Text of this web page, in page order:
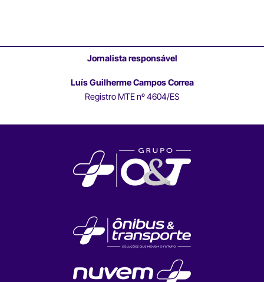
Jornalista responsável
Luís Guilherme Campos Correa
Registro MTE nº 4604/ES